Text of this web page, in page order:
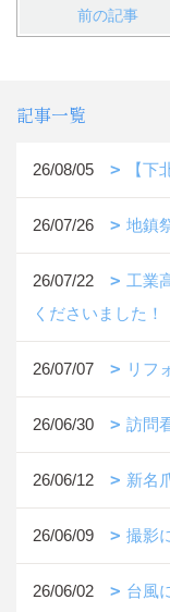
前の記事
記事一覧
26/08/05 【
26/07/26 地鎮
26/07/22
工業
くださいました！
26/07/07 リフ
26/06/30 訪問
26/06/12 新名
26/06/09 撮影
26/06/02 台風